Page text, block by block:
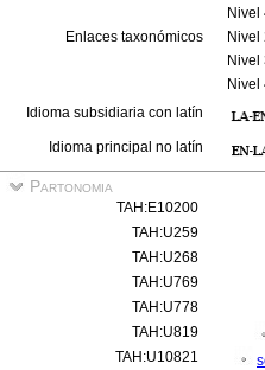
Nivel
Enlaces taxonómicos
Nivel
Nivel
Nivel
Idioma subsidiaria con latín
Idioma principal no latín
Partonomia
TAH:E10200
TAH:U259
TAH:U268
TAH:U769
TAH:U778
TAH:U819
TAH:U10821